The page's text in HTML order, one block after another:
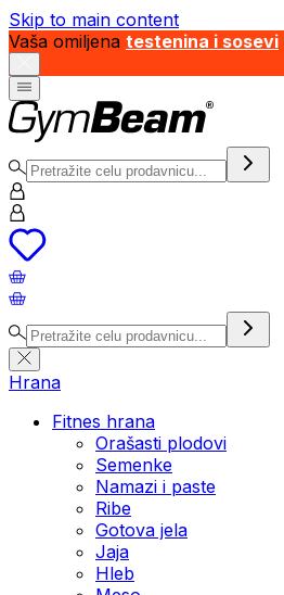
Skip to main content
Vaša omiljena testenina i sosevi
Hrana
Fitnes hrana
Orašasti plodovi
Semenke
Namazi i paste
Ribe
Gotova jela
Јаја
Hleb